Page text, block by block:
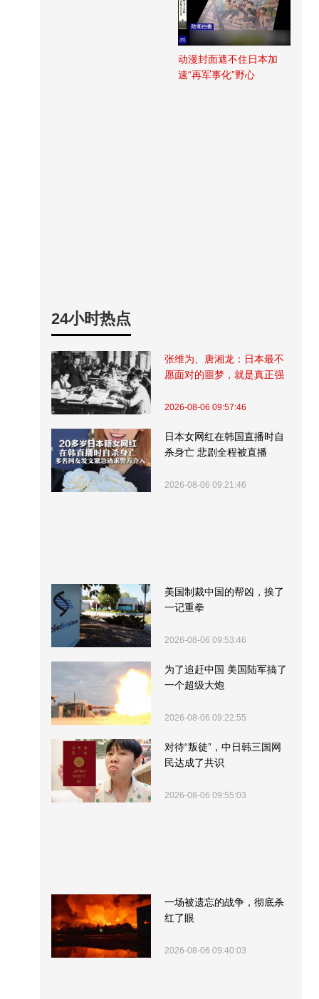
动漫封面遮不住日本加
速“再军事化”野心
24小时热点
张维为、唐湘龙：日本最不
愿面对的噩梦，就是真正强
2026-08-06 09:57:46
日本女网红在韩国直播时自
杀身亡 悲剧全程被直播
2026-08-06 09:21:46
美国制裁中国的帮凶，挨了
一记重拳
2026-08-06 09:53:46
为了追赶中国 美国陆军搞了
一个超级大炮
2026-08-06 09:22:55
对待“叛徒”，中日韩三国网
民达成了共识
2026-08-06 09:55:03
一场被遗忘的战争，彻底杀
红了眼
2026-08-06 09:40:03